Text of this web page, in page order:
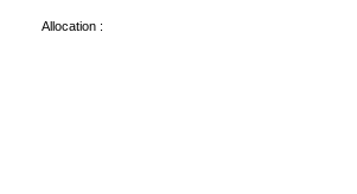
Allocation :